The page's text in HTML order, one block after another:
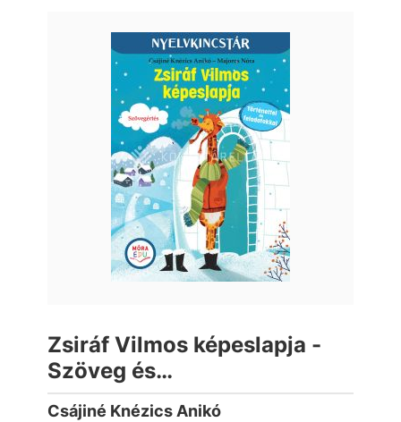
Zsiráf Vilmos képeslapja -
Szöveg és
feladatgyűjtemény a
Csájiné Knézics Anikó